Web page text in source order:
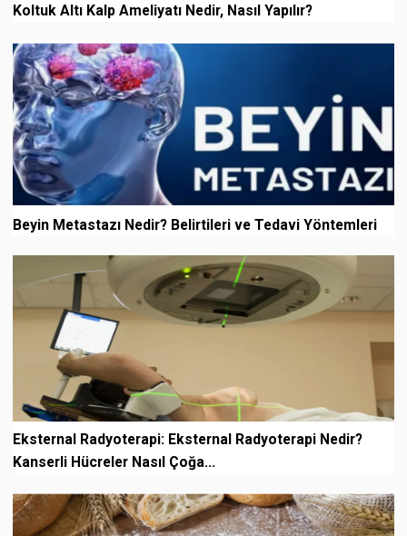
Koltuk Altı Kalp Ameliyatı Nedir, Nasıl Yapılır?
Beyin Metastazı Nedir? Belirtileri ve Tedavi Yöntemleri
Eksternal Radyoterapi: Eksternal Radyoterapi Nedir?
Kanserli Hücreler Nasıl Çoğa...